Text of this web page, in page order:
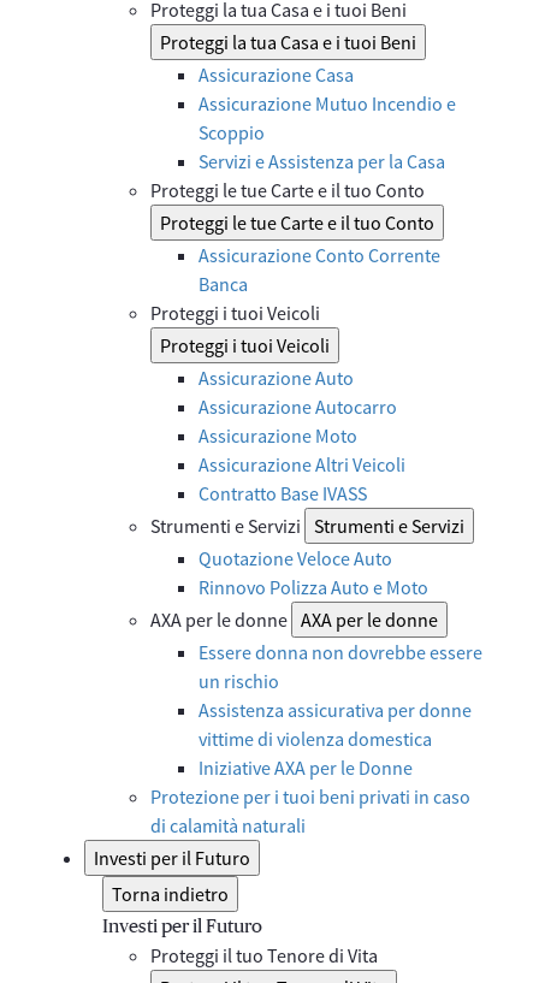
Proteggi la tua Casa e i tuoi Beni
Proteggi la tua Casa e i tuoi Beni
Assicurazione Casa
Assicurazione Mutuo Incendio e
Scoppio
Servizi e Assistenza per la Casa
Proteggi le tue Carte e il tuo Conto
Proteggi le tue Carte e il tuo Conto
Assicurazione Conto Corrente
Banca
Proteggi i tuoi Veicoli
Proteggi i tuoi Veicoli
Assicurazione Auto
Assicurazione Autocarro
Assicurazione Moto
Assicurazione Altri Veicoli
Contratto Base IVASS
Strumenti e Servizi Strumenti e Servizi
Quotazione Veloce Auto
Rinnovo Polizza Auto e Moto
AXA per le donne AXA per le donne
Essere donna non dovrebbe essere
un rischio
Assistenza assicurativa per donne
vittime di violenza domestica
Iniziative AXA per le Donne
Protezione per i tuoi beni privati in caso
di calamità naturali
Investi per il Futuro
Torna indietro
Investi per il Futuro
Proteggi il tuo Tenore di Vita